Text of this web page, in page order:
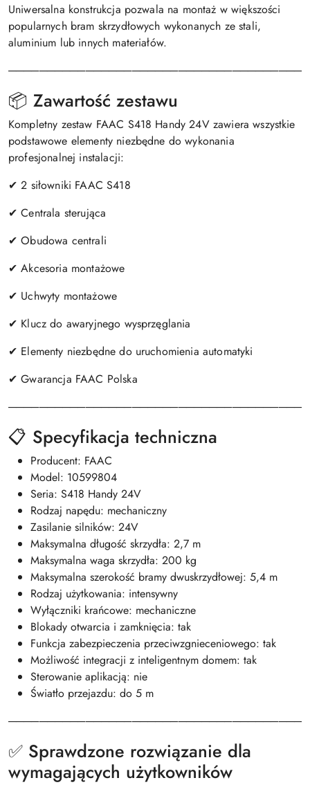
Uniwersalna konstrukcja pozwala na montaż w większości
popularnych bram skrzydłowych wykonanych ze stali,
aluminium lub innych materiałów.
📦 Zawartość zestawu
Kompletny zestaw FAAC S418 Handy 24V zawiera wszystkie
podstawowe elementy niezbędne do wykonania
profesjonalnej instalacji:
✔ 2 siłowniki FAAC S418
✔ Centrala sterująca
✔ Obudowa centrali
✔ Akcesoria montażowe
✔ Uchwyty montażowe
✔ Klucz do awaryjnego wysprzęglania
✔ Elementy niezbędne do uruchomienia automatyki
✔ Gwarancja FAAC Polska
📋 Specyfikacja techniczna
Producent: FAAC
Model: 10599804
Seria: S418 Handy 24V
Rodzaj napędu: mechaniczny
Zasilanie silników: 24V
Maksymalna długość skrzydła: 2,7 m
Maksymalna waga skrzydła: 200 kg
Maksymalna szerokość bramy dwuskrzydłowej: 5,4 m
Rodzaj użytkowania: intensywny
Wyłączniki krańcowe: mechaniczne
Blokady otwarcia i zamknięcia: tak
Funkcja zabezpieczenia przeciwzgnieceniowego: tak
Możliwość integracji z inteligentnym domem: tak
Sterowanie aplikacją: nie
Światło przejazdu: do 5 m
✅ Sprawdzone rozwiązanie dla
wymagających użytkowników